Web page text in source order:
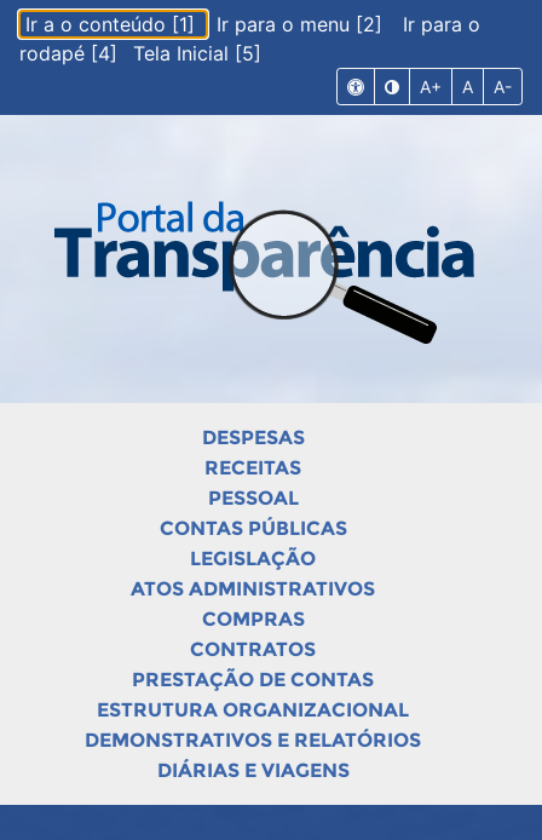
Ir a o conteúdo [1] Ir para o menu [2]
Ir para o
rodapé [4]
Tela Inicial [5]
A+ A A-
DESPESAS
RECEITAS
PESSOAL
CONTAS PÚBLICAS
LEGISLAÇÃO
ATOS ADMINISTRATIVOS
COMPRAS
CONTRATOS
PRESTAÇÃO DE CONTAS
ESTRUTURA ORGANIZACIONAL
DEMONSTRATIVOS E RELATÓRIOS
DIÁRIAS E VIAGENS